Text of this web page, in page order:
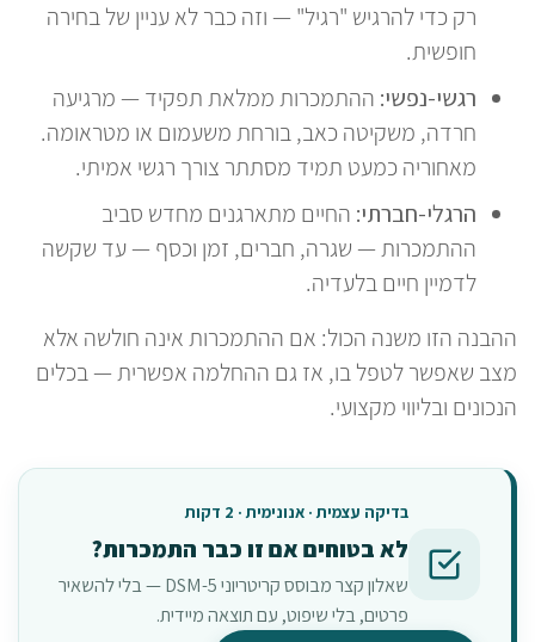
רק כדי להרגיש "רגיל" — וזה כבר לא עניין של בחירה
חופשית.
רגשי-נפשי: ההתמכרות ממלאת תפקיד — מרגיעה
חרדה, משקיטה כאב, בורחת משעמום או מטראומה.
מאחוריה כמעט תמיד מסתתר צורך רגשי אמיתי.
הרגלי-חברתי: החיים מתארגנים מחדש סביב
ההתמכרות — שגרה, חברים, זמן וכסף — עד שקשה
לדמיין חיים בלעדיה.
ההבנה הזו משנה הכול: אם ההתמכרות אינה חולשה אלא
מצב שאפשר לטפל בו, אז גם ההחלמה אפשרית — בכלים
הנכונים ובליווי מקצועי.
בדיקה עצמית · אנונימית · 2 דקות
לא בטוחים אם זו כבר התמכרות?
שאלון קצר מבוסס קריטריוני DSM-5 — בלי להשאיר
פרטים, בלי שיפוט, עם תוצאה מיידית.